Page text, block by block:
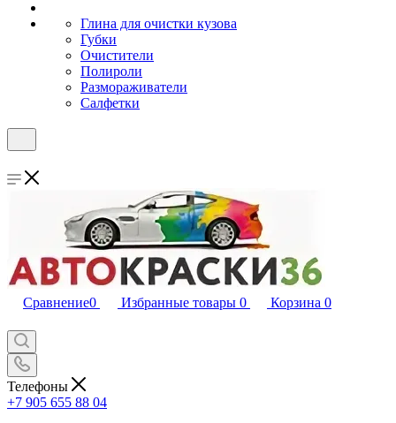
Глина для очистки кузова
Губки
Очистители
Полироли
Размораживатели
Салфетки
Сравнение0 Избранные товары 0 Корзина 0
Телефоны
+7 905 655 88 04